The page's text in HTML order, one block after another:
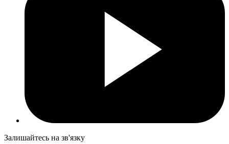
Залишайтесь на зв'язку